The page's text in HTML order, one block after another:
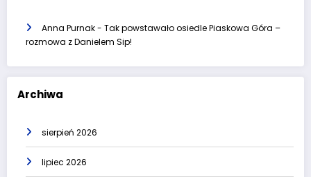
Anna Purnak- Tak powstawało osiedle Piaskowa Góra –
rozmowa z Danielem Sip!
Archiwa
sierpień 2026
lipiec 2026